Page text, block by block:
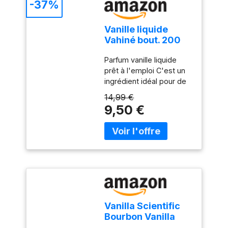
Vanille liquide
Vahiné bout. 200
Parfum vanille liquide
prêt à l'emploi C'est un
ingrédient idéal pour de
une saveur intense
spécifique Livré dans un
emballage pratique avec
doseur Conserver dans
14,99 €
9,50 €
-37%
Vanilla Scientific
Bourbon Vanilla